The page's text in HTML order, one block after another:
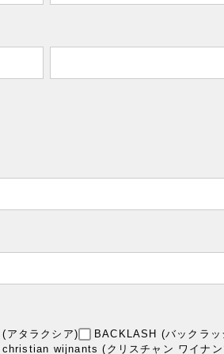
アタラクシア)
BACKLASH (バック
christian wijnants (クリスチャン ワイナン